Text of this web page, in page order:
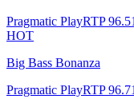
Pragmatic PlayRTP96.51
HOT
Big Bass Bonanza
Pragmatic PlayRTP96.71